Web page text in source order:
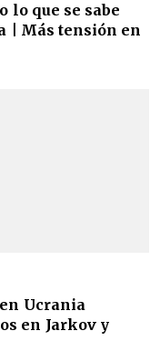
lo que se sabe
| Más tensión en
Ucrania
en Jarkov y